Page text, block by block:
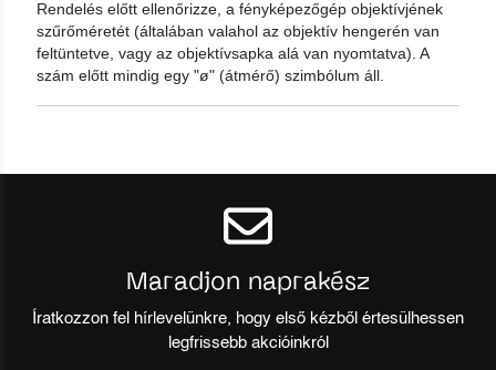
Rendelés előtt ellenőrizze, a fényképezőgép objektívjének
szűrőméretét (általában valahol az objektív hengerén van
feltüntetve, vagy az objektívsapka alá van nyomtatva). A
szám előtt mindig egy "ø" (átmérő) szimbólum áll.
Maradjon naprakész
Íratkozzon fel hírlevelünkre, hogy első kézből értesülhessen
legfrissebb akcióinkról